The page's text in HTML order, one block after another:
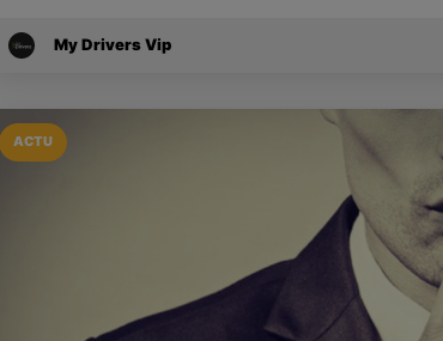
My Drivers Vip
ACTU